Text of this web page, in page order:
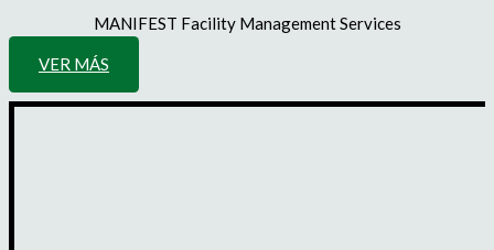
MANIFEST Facility Management Services
VER MÁS